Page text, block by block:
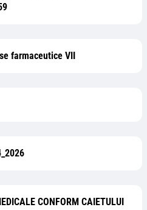
farmaceutice VII
CONFORM CAIETULUI